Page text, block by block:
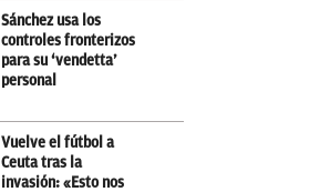
Sánchez usa los
controles fronterizos
para su ‘vendetta’
personal
Vuelve el fútbol a
Ceuta tras la
invasión: «Esto nos